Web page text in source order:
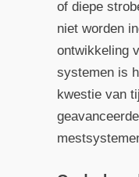
of diepe
niet worden
ontwikkeling
systemen is
kwestie van